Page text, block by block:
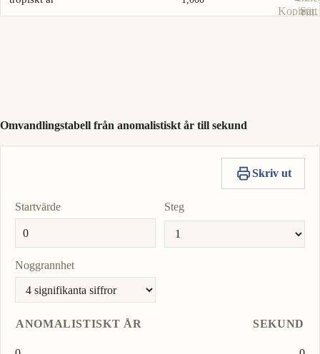
Till-
Kopiera
Sätt
Omvandlingstabell från anomalistiskt år till sekund
Skriv ut
Startvärde Steg
Noggrannhet
ANOMALISTISKT ÅR SEKUND